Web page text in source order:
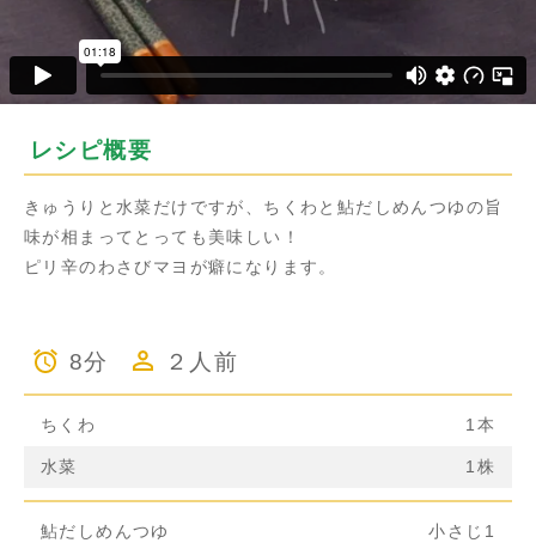
レシピ概要
きゅうりと水菜だけですが、ちくわと鮎だしめんつゆの旨
味が相まってとっても美味しい！
ピリ辛のわさびマヨが癖になります。
8分 ２人前
ちくわ 1本
水菜 1株
鮎だしめんつゆ 小さじ1